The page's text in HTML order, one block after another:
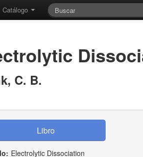
Catálogo
C. B.
Electrolytic Dissociation